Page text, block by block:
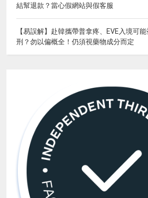
結幫退款？當心假網站與假客服
【易誤解】赴韓攜帶普拿疼、EVE入境可
刑？勿以偏概全！仍須視藥物成分而定